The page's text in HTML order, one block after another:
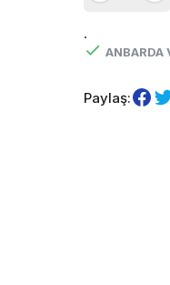
.
ANBARDA
Paylaş: